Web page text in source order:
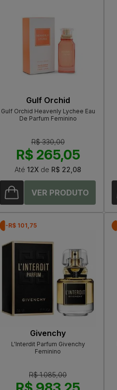
Gulf Orchid
Gulf Orchid Heavenly Lychee Eau
De Parfum Feminino
R$ 330,00
R$ 265,05
Até 12X de R$ 22,08
-R$ 101,75
Givenchy
L'Interdit Parfum Givenchy
Feminino
R$ 1.085,00